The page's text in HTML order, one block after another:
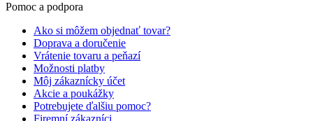
Pomoc a podpora
Ako si môžem objednať tovar?
Doprava a doručenie
Vrátenie tovaru a peňazí
Možnosti platby
Môj zákaznícky účet
Akcie a poukážky
Potrebujete ďalšiu pomoc?
Firemní zákazníci